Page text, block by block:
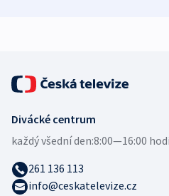
Divácké centrum
každý všední den:8:00—16:00
261 136 113
info@ceskatelevize.cz